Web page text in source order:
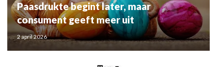
Paasdrukte begint later, maar
consument geeft meer uit
2 april 2026